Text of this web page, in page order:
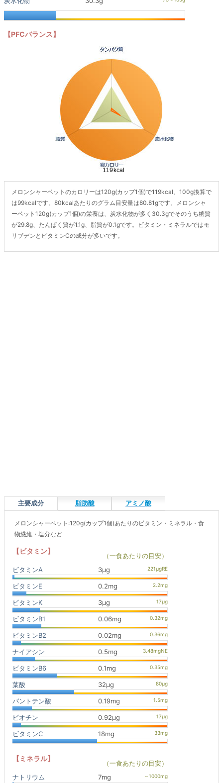
【PFCバランス】
メロンシャーベットのカロリーは120g(カップ1個)で119kcal、100g換算で
は99kcalです。80kcalあたりのグラム目安量は80.81gです。メロンシャ
ーベット120g(カップ1個)の栄養は、炭水化物が多く30.3gでそのうち糖質
が29.8g、たんぱく質が1.1g、脂質が0.1gです。ビタミン・ミネラルではモ
リブデンとビタミンCの成分が多いです。
主要成分 脂肪酸 アミノ酸
メロンシャーベット:120g(カップ1個)あたりのビタミン・ミネラル・食
物繊維・塩分など
【ビタミン】
（一食あたりの目安）
ビタミンA
3μg
ビタミンE 0.2mg
ビタミンK 3μg
ビタミンB1 0.06mg
ビタミンB2 0.02mg
ナイアシン 0.5mg
ビタミンB6 0.1mg
葉酸 32μg
パントテン酸 0.19mg
ビオチン 0.92μg
ビタミンC 18mg
【ミネラル】
（一食あたりの目安）
ナトリウム
7mg